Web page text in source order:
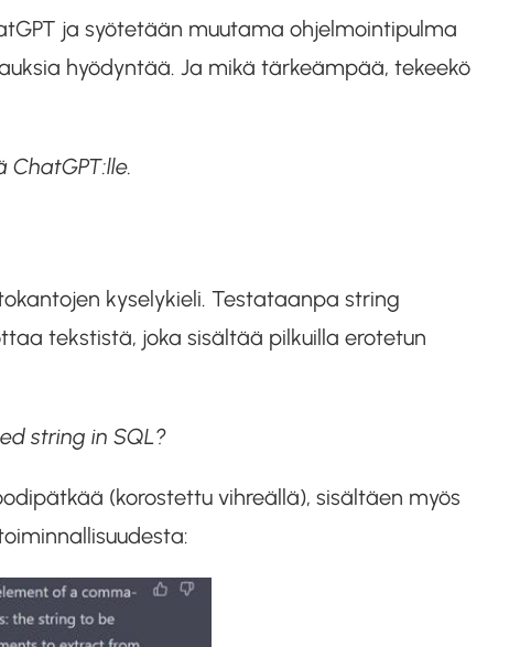
ja syötetään muutama ohjelmointipulma
hyödyntää. Ja mikä tärkeämpää, tekeekö
kyselykieli. Testataanpa string
tekstistä, joka sisältää pilkuilla erotetun
string in SQL?
(korostettu vihreällä), sisältäen myös